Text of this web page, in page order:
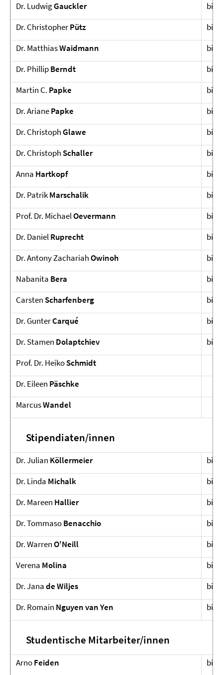
Dr. LudwigGauckler
bis
Dr. ChristopherPütz
bis
Dr. MatthiasWaidmann
bis
Dr. PhillipBerndt
bis
Martin C. Papke
bis
Dr. ArianePapke
bis
Dr. ChristophGlawe
bis
Dr. Christoph Schaller
bis
Anna Hartkopf
bis
Dr. PatrikMarschalik
bis
Prof. Dr. MichaelOevermann
bis
Dr. DanielRuprecht
bis
Dr. Antony ZachariahOwinoh
bis
Nabanita Bera
bis
Carsten Scharfenberg
bis
Dr. GunterCarqué
bis
Dr. Stamen Dolaptchiev
bis
Prof. Dr. HeikoSchmidt
Dr. Eileen Päschke
MarcusWandel
Stipendiaten/innen
Dr. Julian Köllermeier
bis
Dr. Linda Michalk
bis
Dr. Mareen Hallier
bis
Dr. TommasoBenacchio
bis
Dr. WarrenO'Neill
bis
Verena Molina
bis
Dr. Janade Wiljes
bis
Dr. Romain Nguyen van Yen bis
Studentische Mitarbeiter/innen
ArnoFeiden
bis